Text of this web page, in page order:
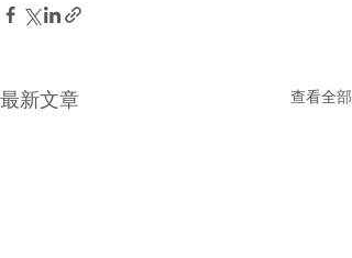
最新文章 查看全部